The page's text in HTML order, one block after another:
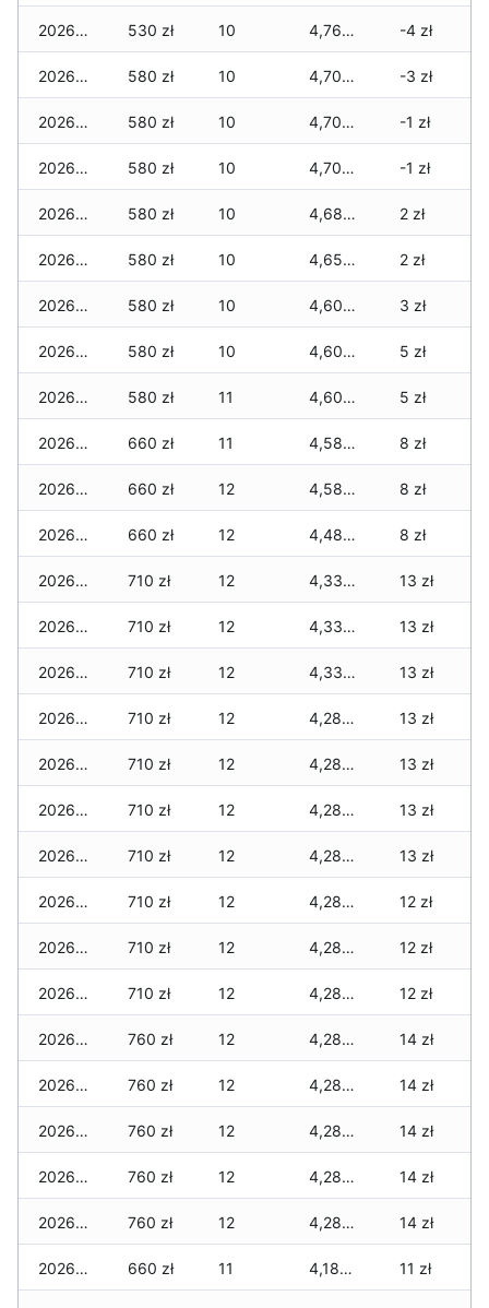
2026-06-07 530 zł 10 4,760 zł -4 zł
2026-06-06 580 zł 10 4,700 zł -3 zł
2026-06-05 580 zł 10 4,700 zł -1 zł
2026-06-04 580 zł 10 4,700 zł -1 zł
2026-06-03 580 zł 10 4,680 zł 2 zł
2026-06-02 580 zł 10 4,650 zł 2 zł
2026-06-01 580 zł 10 4,600 zł 3 zł
2026-05-31 580 zł 10 4,600 zł 5 zł
2026-05-30 580 zł 11 4,600 zł 5 zł
2026-05-29 660 zł 11 4,580 zł 8 zł
2026-05-28 660 zł 12 4,580 zł 8 zł
2026-05-27 660 zł 12 4,480 zł 8 zł
2026-05-26 710 zł 12 4,330 zł 13 zł
2026-05-25 710 zł 12 4,330 zł 13 zł
2026-05-24 710 zł 12 4,330 zł 13 zł
2026-05-23 710 zł 12 4,280 zł 13 zł
2026-05-22 710 zł 12 4,280 zł 13 zł
2026-05-21 710 zł 12 4,280 zł 13 zł
2026-05-20 710 zł 12 4,280 zł 13 zł
2026-05-19 710 zł 12 4,280 zł 12 zł
2026-05-18 710 zł 12 4,280 zł 12 zł
2026-05-17 710 zł 12 4,280 zł 12 zł
2026-05-16 760 zł 12 4,280 zł 14 zł
2026-05-15 760 zł 12 4,280 zł 14 zł
2026-05-14 760 zł 12 4,280 zł 14 zł
2026-05-13 760 zł 12 4,280 zł 14 zł
2026-05-12 760 zł 12 4,280 zł 14 zł
2026-05-09 660 zł 11 4,180 zł 11 zł